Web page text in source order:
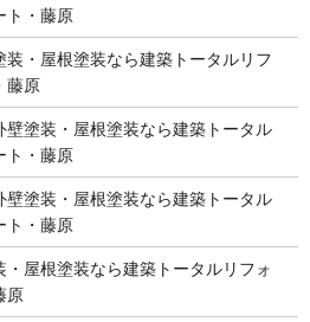
ト・藤原
装・屋根塗装なら建築トータルリフ
藤原
壁塗装・屋根塗装なら建築トータル
ト・藤原
壁塗装・屋根塗装なら建築トータル
ト・藤原
屋根塗装なら建築トータルリフォ
原